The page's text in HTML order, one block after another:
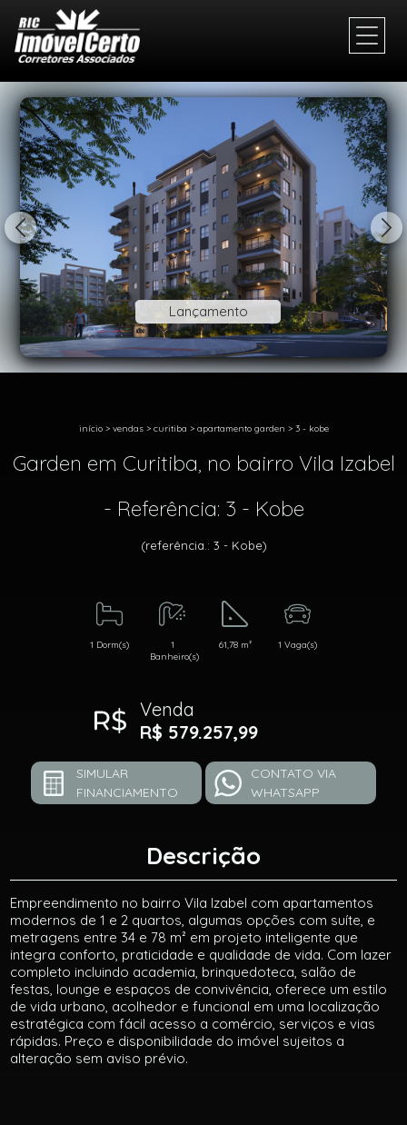
1/18
Lançamento
início> vendas> curitiba > apartamento garden > 3 - kobe
Garden em Curitiba, no bairro Vila Izabel
- Referência: 3 - Kobe
(referência.: 3 - Kobe)
1 Dorm(s)
1
Banheiro(s)
61,78 m² 1 Vaga(s)
Venda
R$ 579.257,99
SIMULAR
FINANCIAMENTO
CONTATO VIA
WHATSAPP
Descrição
Empreendimento no bairro Vila Izabel com apartamentos
modernos de 1 e 2 quartos, algumas opções com suíte, e
metragens entre 34 e 78 m² em projeto inteligente que
integra conforto, praticidade e qualidade de vida. Com lazer
completo incluindo academia, brinquedoteca, salão de
festas, lounge e espaços de convivência, oferece um estilo
de vida urbano, acolhedor e funcional em uma localização
estratégica com fácil acesso a comércio, serviços e vias
rápidas. Preço e disponibilidade do imóvel sujeitos a
alteração sem aviso prévio.